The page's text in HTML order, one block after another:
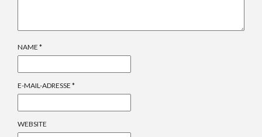
NAME *
E-MAIL-ADRESSE *
WEBSITE